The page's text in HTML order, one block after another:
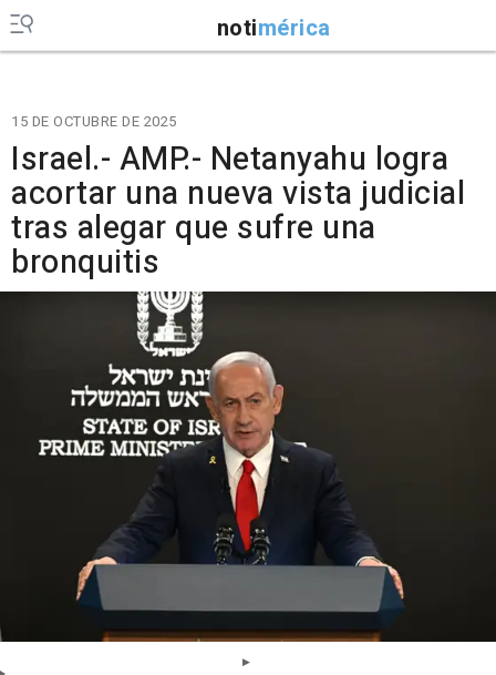
notimérica
15 DE OCTUBRE DE 2025
Israel.- AMP.- Netanyahu logra
acortar una nueva vista judicial
tras alegar que sufre una
bronquitis